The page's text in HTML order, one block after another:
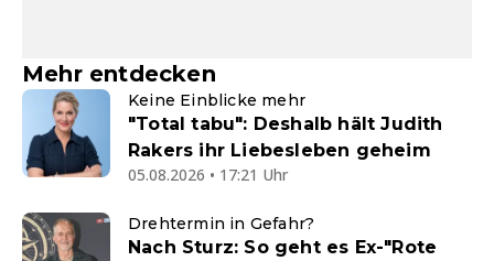
Mehr entdecken
Keine Einblicke mehr
"Total tabu": Deshalb hält Judith
Rakers ihr Liebesleben geheim
05.08.2026 • 17:21 Uhr
Drehtermin in Gefahr?
Nach Sturz: So geht es Ex-"Rote